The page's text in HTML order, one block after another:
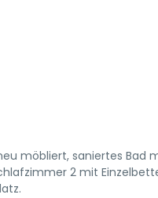
möbliert, saniertes Bad
2 mit